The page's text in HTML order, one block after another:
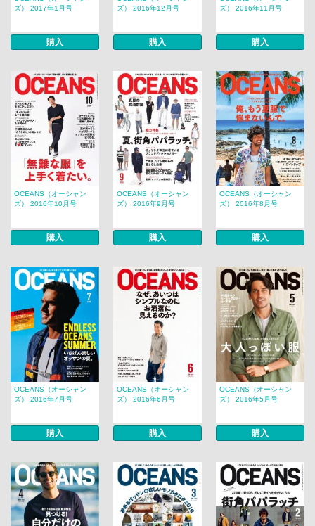
ズ） 2017年1月号
購入
ズ） 2016年12月号
購入
ズ） 2016年11月号
購入
OCEANS（オーシャン
ズ） 2016年10月号
購入
OCEANS（オーシャン
ズ） 2016年9月号
購入
OCEANS（オーシャン
ズ） 2016年8月号
購入
OCEANS（オーシャン
ズ） 2016年7月号
購入
OCEANS（オーシャン
ズ） 2016年6月号
購入
OCEANS（オーシャン
ズ） 2016年5月号
購入